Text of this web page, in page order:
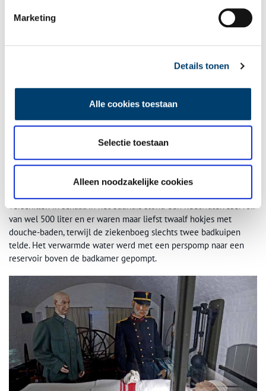
Marketing
Details tonen
Alle cookies toestaan
Selectie toestaan
Alleen noodzakelijke cookies
Naast het militair badhuis uit 1902 was ook in het oude gebouw
voor besmettelijke ziekten uit 1832 een badkamer met
verschillen in schaal. In het badhuis stond een heetwaterreservoir
van wel 500 liter en er waren maar liefst twaalf hokjes met
douche-baden, terwijl de ziekenboeg slechts twee badkuipen
telde. Het verwarmde water werd met een perspomp naar een
reservoir boven de badkamer gepompt.